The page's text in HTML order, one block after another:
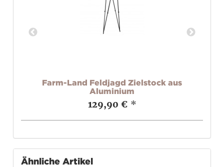
Farm-Land Feldjagd Zielstock aus
Aluminium
129,90 € *
Ähnliche Artikel